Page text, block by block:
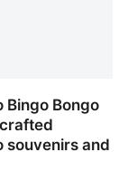
Bingo Bongo
souvenirs and